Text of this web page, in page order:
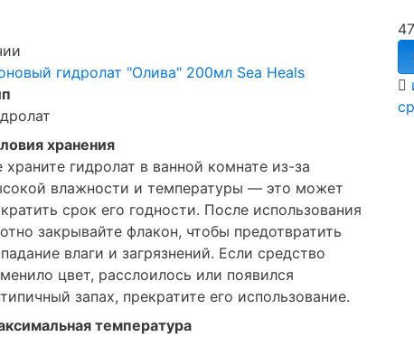
гидролат "Олива" 200мл Seа Heals
хранения
храните гидролат в ванной комнате из-за
влажности и температуры — это может
срок его годности. После использования
закрывайте флакон, чтобы предотвратить
влаги и загрязнений. Если средство
цвет, расслоилось или появился
запах, прекратите его использование.
температура